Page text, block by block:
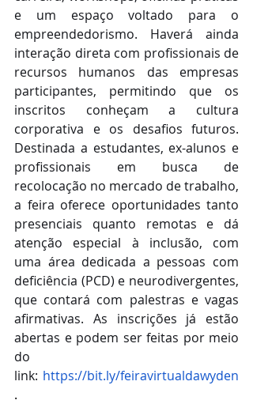
e um espaço voltado para o
empreendedorismo. Haverá ainda
interação direta com profissionais de
recursos humanos das empresas
participantes, permitindo que os
inscritos conheçam a cultura
corporativa e os desafios futuros.
Destinada a estudantes, ex-alunos e
profissionais em busca de
recolocação no mercado de trabalho,
a feira oferece oportunidades tanto
presenciais quanto remotas e dá
atenção especial à inclusão, com
uma área dedicada a pessoas com
deficiência (PCD) e neurodivergentes,
que contará com palestras e vagas
afirmativas. As inscrições já estão
abertas e podem ser feitas por meio
do
link: https://bit.ly/feiravirtualdawyden
.